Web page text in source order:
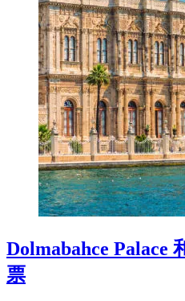
Dolmabahce Palace
票